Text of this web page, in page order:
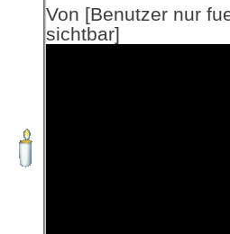
Von [Benutzer nur
sichtbar]